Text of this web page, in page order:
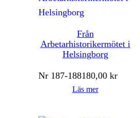
Från
Arbetarhistorikermötet i
Helsingborg
Nr 187-188180,00kr
Läs mer